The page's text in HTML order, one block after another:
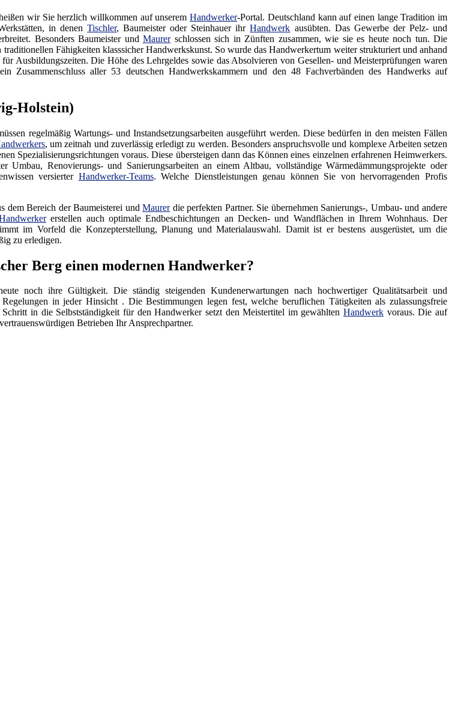
wir Sie herzlich willkommen auf unseremHandwerker-Portal. Deutschland kann auf einen lange Tradition im
in denen Tischler, Baumeister oder Steinhauer ihrHandwerk ausübten. Das Gewerbe der Pelz- und
Besonders Baumeister und Maurerschlossen sich in Zünften zusammen, wie sie es heute noch tun. Die
Fähigkeiten klasssicher Handwerkskunst. So wurde das Handwerkertum weiter strukturiert und anhand
Ausbildungszeiten. Die Höhe des Lehrgeldes sowie das Absolvieren von Gesellen- und Meisterprüfungen waren
Zusammenschluss aller 53 deutschen Handwerkskammern und den 48 Fachverbänden des Handwerks auf
Holstein)
regelmäßig Wartungs- und Instandsetzungsarbeiten ausgeführt werden. Diese bedürfen in den meisten Fällen
, um zeitnah und zuverlässig erledigt zu werden. Besonders anspruchsvolle und komplexe Arbeiten setzen
Spezialisierungsrichtungen voraus. Diese übersteigen dann das Können eines einzelnen erfahrenen Heimwerkers.
Umbau, Renovierungs- und Sanierungsarbeiten an einem Altbau, vollständige Wärmedämmungsprojekte oder
versierter Handwerker-Teams. Welche Dienstleistungen genau können Sie von hervorragenden Profis
dem Bereich der Baumeisterei undMaurerdie perfekten Partner. Sie übernehmen Sanierungs-, Umbau- und andere
erstellen auch optimale Endbeschichtungen an Decken- und Wandflächen in Ihrem Wohnhaus. Der
im Vorfeld die Konzepterstellung, Planung und Materialauswahl. Damit ist er bestens ausgerüstet, um die
zu erledigen.
Berg einen modernen Handwerker?
noch ihre Gültigkeit. Die ständig steigenden Kundenerwartungen nach hochwertiger Qualitätsarbeit und
Regelungen in jeder Hinsicht . Die Bestimmungen legen fest, welche beruflichen Tätigkeiten als zulassungsfreie
in die Selbstständigkeit für den Handwerker setzt den Meistertitel im gewähltenHandwerk voraus. Die auf
Betrieben Ihr Ansprechpartner.